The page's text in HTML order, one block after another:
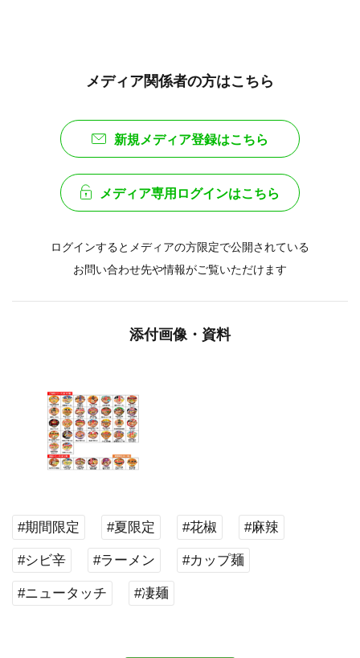
メディア関係者の方はこちら
新規メディア登録はこちら
メディア専用ログインはこちら
ログインするとメディアの方限定で公開されている
お問い合わせ先や情報がご覧いただけます
添付画像・資料
#期間限定 #夏限定 #花椒 #麻辣
#シビ辛 #ラーメン #カップ麺
#ニュータッチ #凄麺